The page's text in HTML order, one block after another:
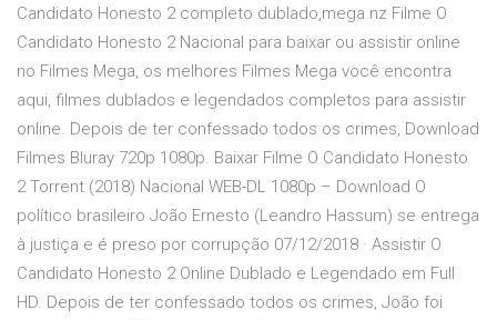
Candidato Honesto 2 completo dublado,mega.nz Filme O
Candidato Honesto 2 Nacional para baixar ou assistir online
no Filmes Mega, os melhores Filmes Mega você encontra
aqui, filmes dublados e legendados completos para assistir
online. Depois de ter confessado todos os crimes, Download
Filmes Bluray 720p 1080p. Baixar Filme O Candidato Honesto
2 Torrent (2018) Nacional WEB-DL 1080p – Download O
político brasileiro João Ernesto (Leandro Hassum) se entrega
à justiça e é preso por corrupção 07/12/2018 · Assistir O
Candidato Honesto 2 Online Dublado e Legendado em Full
HD. Depois de ter confessado todos os crimes, João foi